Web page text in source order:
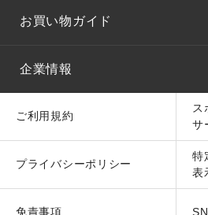
お買い物ガイド
企業情報
ご利用規約
ス
サ
プライバシーポリシー
特
表
免責事項